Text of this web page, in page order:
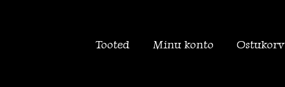
Tooted Minu konto Ostukorv